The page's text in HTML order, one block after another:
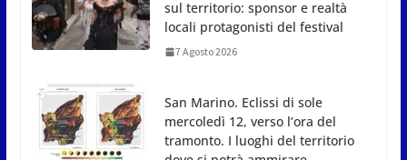
San Marino. Eclissi di sole
mercoledì 12, verso l’ora del
dove si potrà ammirare
7 Agosto 2026